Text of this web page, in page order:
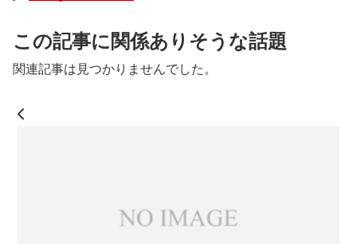
この記事に関係ありそうな話題
関連記事は見つかりませんでした。